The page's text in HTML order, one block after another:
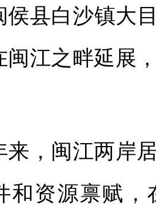
白沙镇大目
闽江之畔延展
闽江两岸居
和资源禀赋